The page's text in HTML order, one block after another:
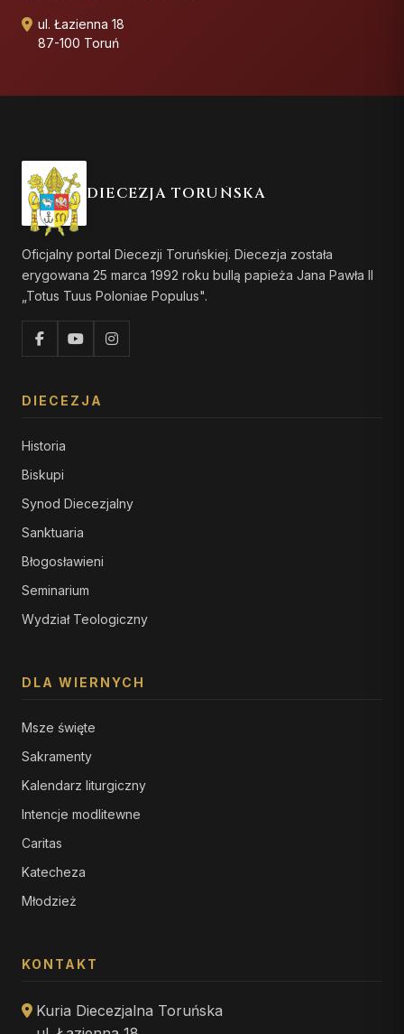
ul. Łazienna 18
87-100 Toruń
DIECEZJA TORUŃSKA
Oficjalny portal Diecezji Toruńskiej. Diecezja została
erygowana 25 marca 1992 roku bullą papieża Jana Pawła II
„Totus Tuus Poloniae Populus".
DIECEZJA
Historia
Biskupi
Synod Diecezjalny
Sanktuaria
Błogosławieni
Seminarium
Wydział Teologiczny
DLA WIERNYCH
Msze święte
Sakramenty
Kalendarz liturgiczny
Intencje modlitewne
Caritas
Katecheza
Młodzież
KONTAKT
Kuria Diecezjalna Toruńska